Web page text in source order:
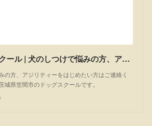
永田ドッグスクール | 犬のしつけで悩みの方、アジリティーを始めたい方は一度ご相談ください。私たちは茨城県笠間市のドッグスクールです。
の方、アジリティーをはじめたい方はご連絡く
城県笠間市のドッグスクールです。